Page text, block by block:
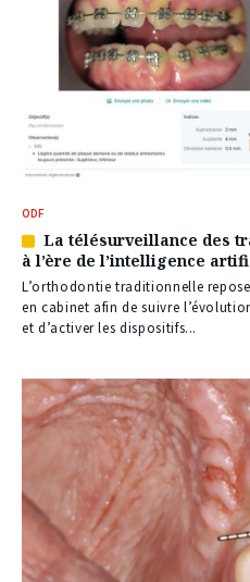
ODF
Article
réservé
à
nos
abonnés
La télésurveillance des
à l’ère de l’intelligence
L’orthodontie traditionnelle
en cabinet afin de suivre
et d’activer les dispositifs...